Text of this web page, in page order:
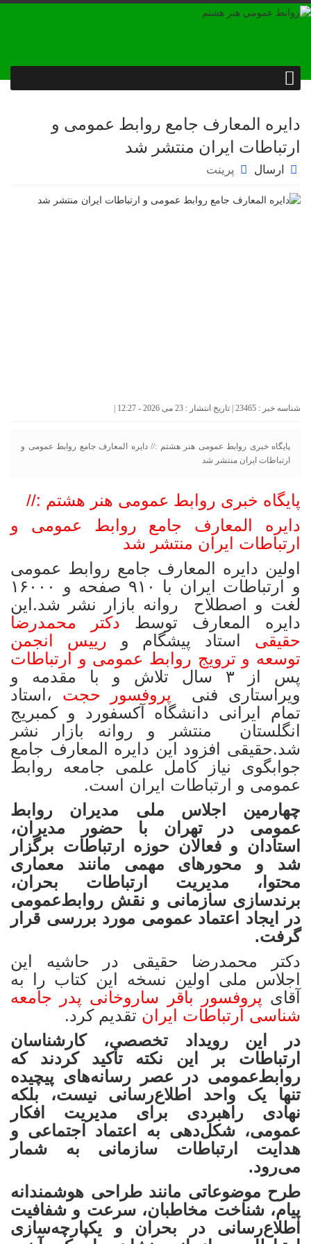
دایره المعارف جامع روابط عمومی و
ارتباطات ایران منتشر شد
ارسال پرینت
شناسه خبر : 23465 | تاریخ انتشار : 23 می 2026 - 12:27 |
پایگاه خبری روابط عمومی هنر هشتم :// دایره المعارف جامع روابط عمومی و
ارتباطات ایران منتشر شد
پایگاه خبری روابط عمومی هنر هشتم ://
دایره المعارف جامع روابط عمومی و
ارتباطات ایران منتشر شد
اولین دایره المعارف جامع روابط عمومی
و ارتباطات ایران با ۹۱۰ صفحه و ۱۶۰۰۰
لغت و اصطلاح روانه بازار نشر شد.این
دایره المعارف توسط دکتر محمدرضا
حقیقی استاد پیشگام و رییس انجمن
توسعه و ترویج روابط عمومی و ارتباطات
پس از ۳ سال تلاش و با مقدمه و
ویراستاری فنی پروفسور حجت ،استاد
تمام ایرانی دانشگاه آکسفورد و کمبریج
انگلستان منتشر و روانه بازار نشر
شد.حقیقی افزود این دایره المعارف جامع
جوابگوی نیاز کامل علمی جامعه روابط
عمومی و ارتباطات ایران است.
چهارمین اجلاس ملی مدیران روابط‌
عمومی در تهران با حضور مدیران،
استادان و فعالان حوزه ارتباطات برگزار
شد و محورهای مهمی مانند معماری
محتوا، مدیریت ارتباطات بحران،
برندسازی سازمانی و نقش روابط‌عمومی
در ایجاد اعتماد عمومی مورد بررسی قرار
گرفت.
دکتر محمدرضا حقیقی در حاشیه این
اجلاس ملی اولین نسخه این کتاب را به
آقای پروفسور باقر ساروخانی پدر جامعه
شناسی ارتباطات ایران تقدیم کرد.
در این رویداد تخصصی، کارشناسان
ارتباطات بر این نکته تأکید کردند که
روابط‌عمومی در عصر رسانه‌های پیچیده
تنها یک واحد اطلاع‌رسانی نیست، بلکه
نهادی راهبردی برای مدیریت افکار
عمومی، شکل‌دهی به اعتماد اجتماعی و
هدایت ارتباطات سازمانی به شمار
می‌رود.
طرح موضوعاتی مانند طراحی هوشمندانه
پیام، شناخت مخاطبان، سرعت و شفافیت
اطلاع‌رسانی در بحران و یکپارچه‌سازی